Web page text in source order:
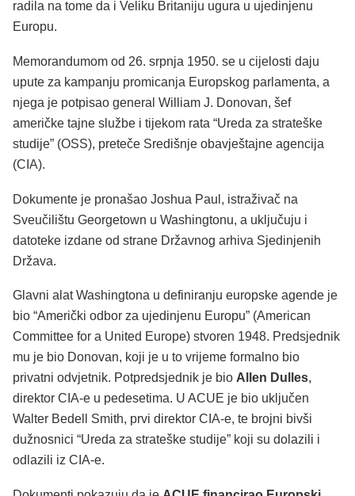
radila na tome da i Veliku Britaniju ugura u ujedinjenu
Europu.
Memorandumom od 26. srpnja 1950. se u cijelosti daju
upute za kampanju promicanja Europskog parlamenta, a
njega je potpisao general William J. Donovan, šef
američke tajne službe i tijekom rata “Ureda za strateške
studije” (OSS), preteče Središnje obavještajne agencija
(CIA).
Dokumente je pronašao Joshua Paul, istraživač na
Sveučilištu Georgetown u Washingtonu, a uključuju i
datoteke izdane od strane Državnog arhiva Sjedinjenih
Država.
Glavni alat Washingtona u definiranju europske agende je
bio “Američki odbor za ujedinjenu Europu” (American
Committee for a United Europe) stvoren 1948. Predsjednik
mu je bio Donovan, koji je u to vrijeme formalno bio
privatni odvjetnik. Potpredsjednik je bio Allen Dulles,
direktor CIA-e u pedesetima. U ACUE je bio uključen
Walter Bedell Smith, prvi direktor CIA-e, te brojni bivši
dužnosnici “Ureda za strateške studije” koji su dolazili i
odlazili iz CIA-e.